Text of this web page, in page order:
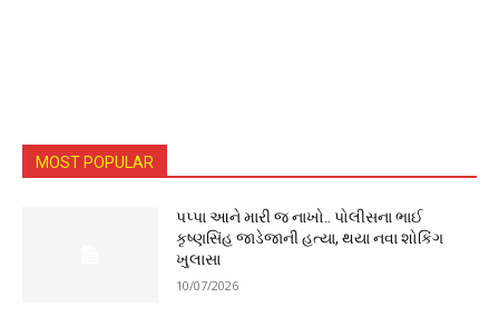
MOST POPULAR
પપ્પા આને મારી જ નાખો.. પોલીસના ભાઈ
કૃષ્ણસિંહ જાડેજાની હત્યા, થયા નવા શોકિંગ
ખુલાસા
10/07/2026